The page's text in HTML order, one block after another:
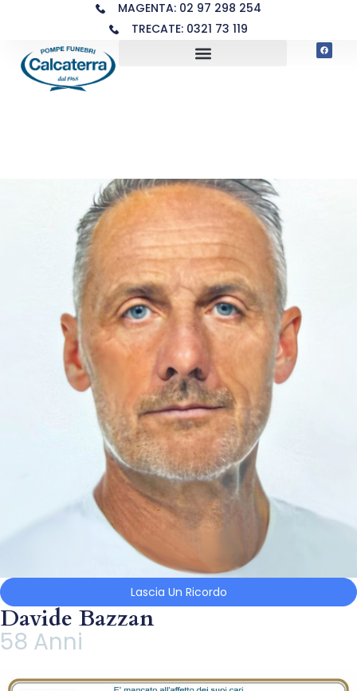
MAGENTA: 02 97 298 254
TRECATE: 0321 73 119
Lascia Un Ricordo
Davide Bazzan
58 Anni